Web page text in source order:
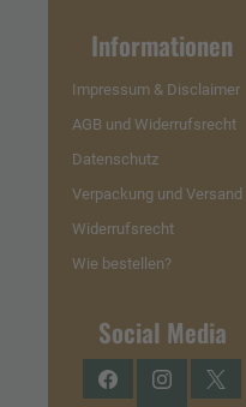
Informationen
Impressum & Disclaimer
AGB und Widerrufsrecht
Datenschutz
Verpackung und Versand
Widerrufsrecht
Wie bestellen?
Social Media
FacebookInstagramTwitter